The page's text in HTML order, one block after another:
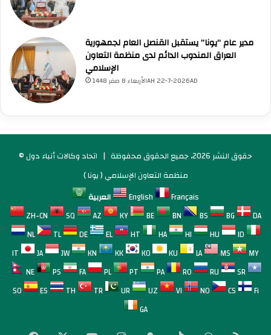
مدير عام “يونا” يستقبل القنصل العام لجمهورية
العراق المندوب الدائم لدى منظمة التعاون
الإسلامي
الأربعاء 8 صفر 1448AH 22-7-2026AD
© حقوق النشر 2026، جميع الحقوق محفوظة |
اتحاد وكالات أنباء دول
منظمة التعاون الإسلامي ( يونا )
العربية
English
Français
ZH-CN
SQ AZ KY BE BN BS BG
DA
NL
TL DE EL HT HA HI HU
ID
IT
JA JW KN KK KO KU LA MS
MY
NE
PS FA PL PT PA RO RU
SR
SO
ES TH TR UR UZ VI NO CS
Fi
GA